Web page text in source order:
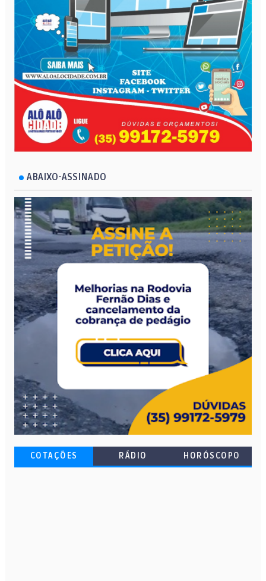
ABAIXO-ASSINADO
COTAÇÕES RÁDIO HORÓSCOPO